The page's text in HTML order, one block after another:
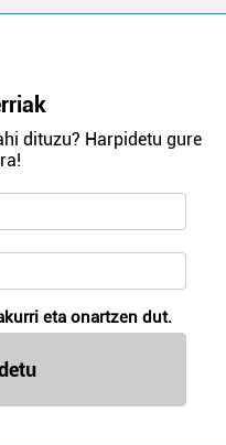
dituzu? Harpidetu gure
eta onartzen dut.